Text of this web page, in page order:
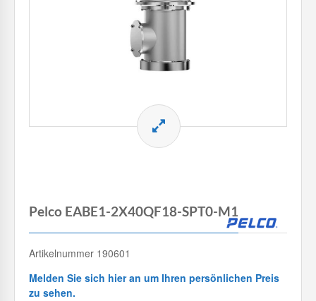
Pelco EABE1-2X40QF18-SPT0-M1
Artikelnummer 190601
Melden Sie sich hier an um Ihren persönlichen Preis
zu sehen.